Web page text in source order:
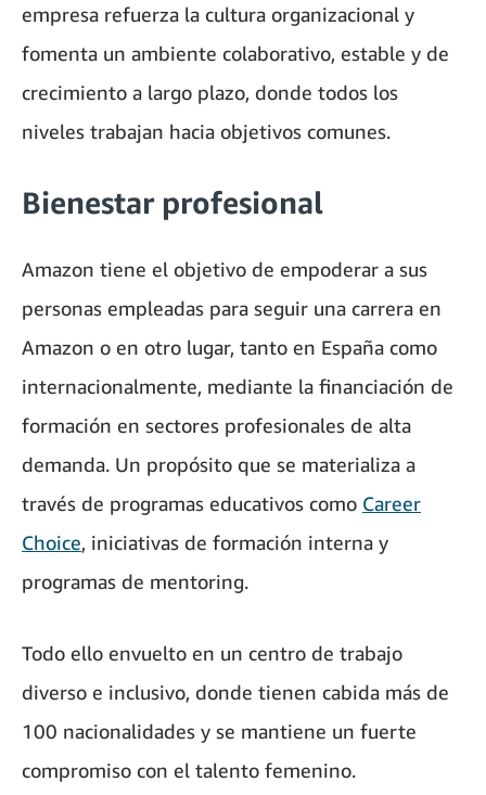
empresa refuerza la cultura organizacional y
fomenta un ambiente colaborativo, estable y de
crecimiento a largo plazo, donde todos los
niveles trabajan hacia objetivos comunes.
Bienestar profesional
Amazon tiene el objetivo de empoderar a sus
personas empleadas para seguir una carrera en
Amazon o en otro lugar, tanto en España como
internacionalmente, mediante la financiación de
formación en sectores profesionales de alta
demanda. Un propósito que se materializa a
través de programas educativos como Career
Choice, iniciativas de formación interna y
programas de mentoring.
Todo ello envuelto en un centro de trabajo
diverso e inclusivo, donde tienen cabida más de
100 nacionalidades y se mantiene un fuerte
compromiso con el talento femenino.